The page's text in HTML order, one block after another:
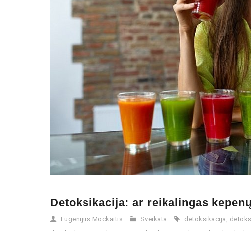
Detoksikacija: ar reikalingas
Eugenijus Mockaitis Sveikata detoksikacija ,